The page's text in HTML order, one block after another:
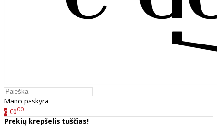
Mano paskyra
0 €000
Prekių krepšelis tuščias!